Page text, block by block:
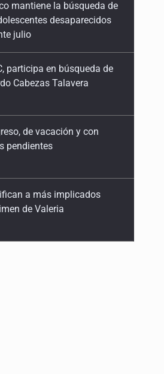
árboles
participa en búsqueda de
Cabezas Talavera
de vacación y con
pendientes
a más implicados
de Valeria
en Zapopan a
de paquetes